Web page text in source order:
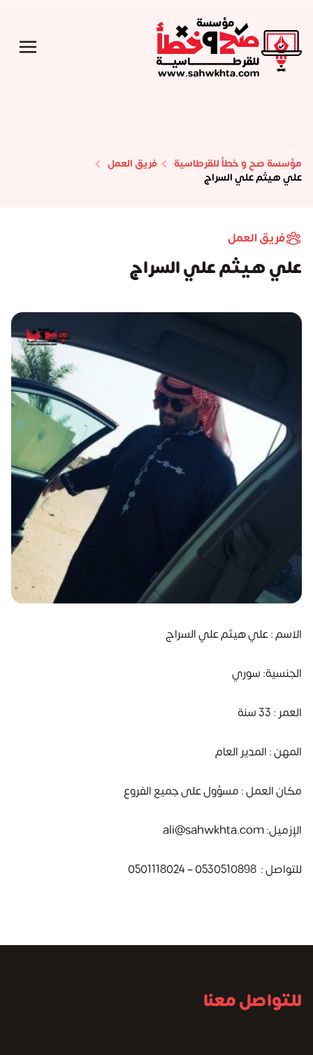
مؤسسة صح و خطأ للقرطاسية
فريق العمل
علي هيثم علي السراج
فريق العمل
علي هيثم علي السراج
الاسم : علي هيثم علي السراج
الجنسية: سوري
العمر : 33 سنة
المهن : المدير العام
مكان العمل : مسؤول على جميع الفروع
الإزميل: ali@sahwkhta.com
للتواصل : 0530510898 – 0501118024
للتواصل معنا